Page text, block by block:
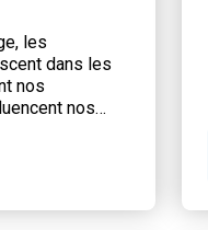
les
dans les
nos
nos
limitent nos
dans la cour de
qui